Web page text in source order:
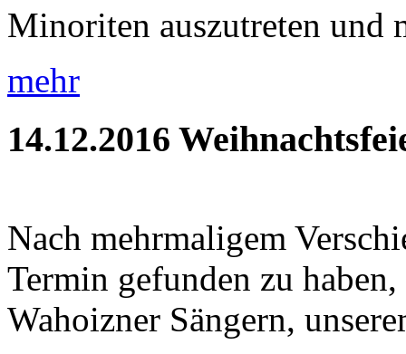
Minoriten auszutreten und
mehr
14.12.2016
Nach mehrmaligem
Termin gefunden zu
Wahoizner Sängern,